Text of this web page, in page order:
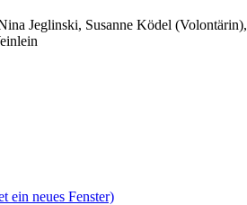
Jeglinski, Susanne Ködel (Volontärin),
ein neues Fenster)